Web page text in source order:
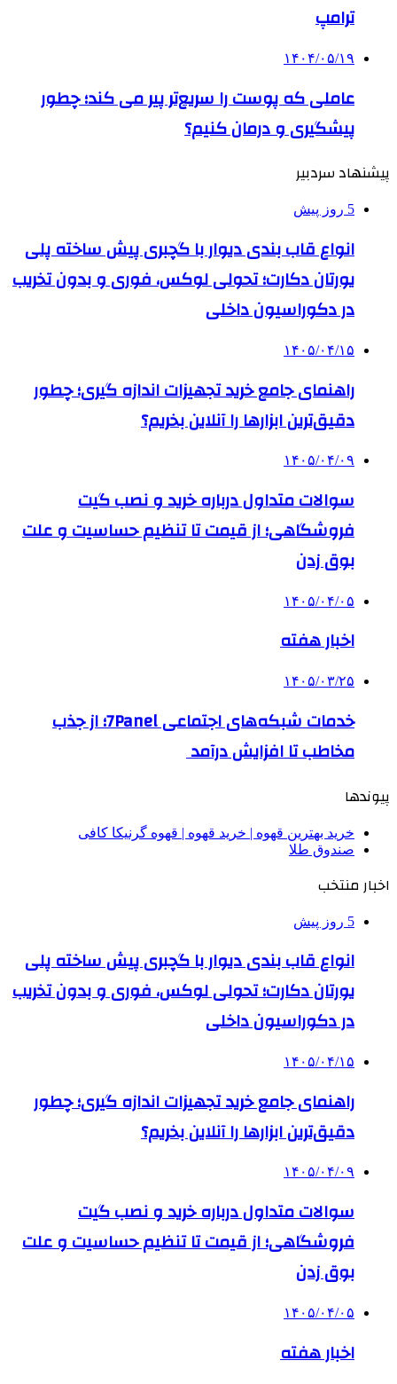
ترامپ
۱۴۰۴/۰۵/۱۹
عاملی که پوست را سریع‌تر پیر می کند؛ چطور
پیشگیری و درمان کنیم؟
پیشنهاد سردبیر
5 روز پیش
انواع قاب بندی دیوار با گچبری پیش ساخته پلی
یورتان دکارت؛ تحولی لوکس، فوری و بدون تخریب
در دکوراسیون داخلی
۱۴۰۵/۰۴/۱۵
راهنمای جامع خرید تجهیزات اندازه گیری؛ چطور
دقیق‌ترین ابزارها را آنلاین بخریم؟
۱۴۰۵/۰۴/۰۹
سوالات متداول درباره خرید و نصب گیت
فروشگاهی؛ از قیمت تا تنظیم حساسیت و علت
بوق زدن
۱۴۰۵/۰۴/۰۵
اخبار هفته
۱۴۰۵/۰۳/۲۵
خدمات شبکه‌های اجتماعی 7Panel؛ از جذب
مخاطب تا افزایش درآمد
پیوندها
خرید بهترین قهوه | خرید قهوه | قهوه گرنیکا کافی
صندوق طلا
اخبار منتخب
5 روز پیش
انواع قاب بندی دیوار با گچبری پیش ساخته پلی
یورتان دکارت؛ تحولی لوکس، فوری و بدون تخریب
در دکوراسیون داخلی
۱۴۰۵/۰۴/۱۵
راهنمای جامع خرید تجهیزات اندازه گیری؛ چطور
دقیق‌ترین ابزارها را آنلاین بخریم؟
۱۴۰۵/۰۴/۰۹
سوالات متداول درباره خرید و نصب گیت
فروشگاهی؛ از قیمت تا تنظیم حساسیت و علت
بوق زدن
۱۴۰۵/۰۴/۰۵
اخبار هفته